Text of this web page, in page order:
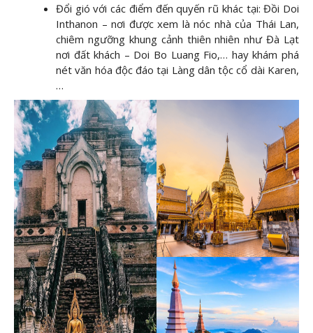
Đổi gió với các điểm đến quyến rũ khác tại: Đồi Doi
Inthanon – nơi được xem là nóc nhà của Thái Lan,
chiêm ngưỡng khung cảnh thiên nhiên như Đà Lạt
nơi đất khách – Doi Bo Luang Fio,… hay khám phá
nét văn hóa độc đáo tại Làng dân tộc cổ dài Karen,
…